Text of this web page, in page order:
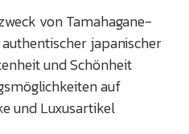
von Tamahagane-
japanischer
und Schönheit
auf
und Luxusartikel